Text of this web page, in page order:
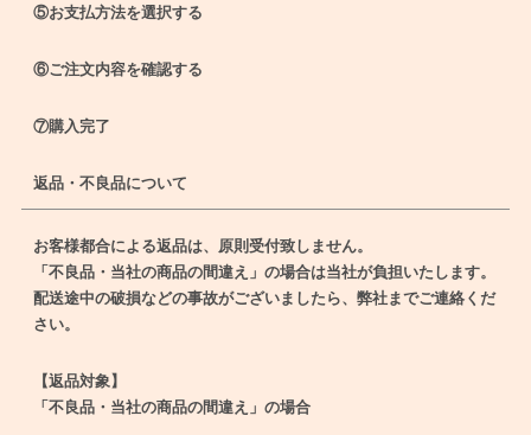
⑤お支払方法を選択する
⑥ご注文内容を確認する
⑦購入完了
返品・不良品について
お客様都合による返品は、原則受付致しません。
「不良品・当社の商品の間違え」の場合は当社が負担いたします。
配送途中の破損などの事故がございましたら、弊社までご連絡くだ
さい。
【返品対象】
「不良品・当社の商品の間違え」の場合